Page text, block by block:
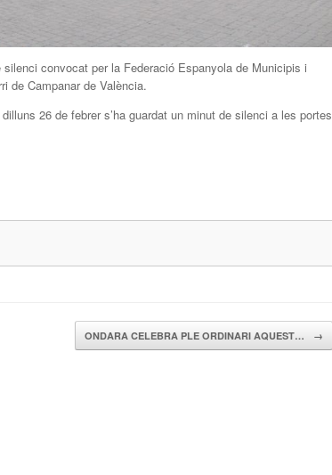
silenci convocat per la Federació Espanyola de Municipis i
de Campanar de València.
26 de febrer s’ha guardat un minut de silenci a les portes
ONDARA CELEBRA PLE ORDINARI AQUEST… →